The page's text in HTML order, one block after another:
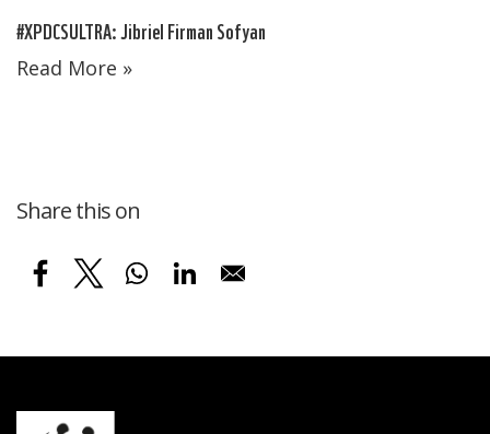
#XPDCSULTRA: Jibriel Firman Sofyan
Read More »
Share this on